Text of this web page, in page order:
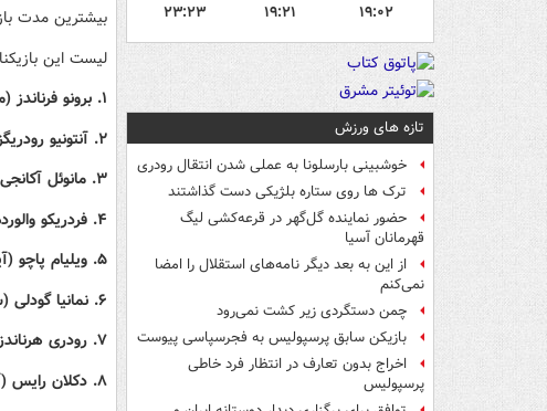
۱۹:۰۲
۱۹:۲۱
۲۳:۲۳
تازه های ورزش
خوشبینی بارسلونا به عملی شدن انتقال رودری
ترک ها روی ستاره بلژیکی دست گذاشتند
حضور نماینده گل‌گهر در قرعه‌کشی لیگ
قهرمانان آسیا
از این به بعد دیگر نامه‌های استقلال را امضا
نمی‌کنم
چمن دستگردی زیر کشت نمی‌رود
بازیکن سابق پرسپولیس به فجرسپاسی پیوست
اخراج بدون تعارف در انتظار فرد خاطی
پرسپولیس
بیشترین مدت
لیست این
۱. برونو فرناندز (منچستر یونایتد)، ۵۷۴۸ دقیقه، ۶۶ مسابقه
۲. آنتونیو رودریگز (رئال مادرید)، ۵۲۲۳ دقیقه، ۶۳ مسابقه
۳. مانوئل آکانجی (منچستر سیتی)، ۵۰۴۹ دقیقه، ۶۱ مسابقه
۴. فردریکو والورده (رئال مادرید)، ۵۰۰۲ دقیقه، ۶۳ مسابقه
۵. ویلیام پاچو (آینتراخت فرانکفورت)، ۴۹۸۱ دقیقه، ۵۶ مسابقه
۶. نمانیا گودلی (سویا)، ۴۹۷۷ دقیقه، ۵۸ مسابقه
۷. رودری هرناندز (منچستر سیتی)، ۴۹۶۴ دقیقه، ۶۰ مسابقه
۸. دکلان رایس (آرسنال)، ۴۸۷۱ دقیقه، ۵۸ مسابقه